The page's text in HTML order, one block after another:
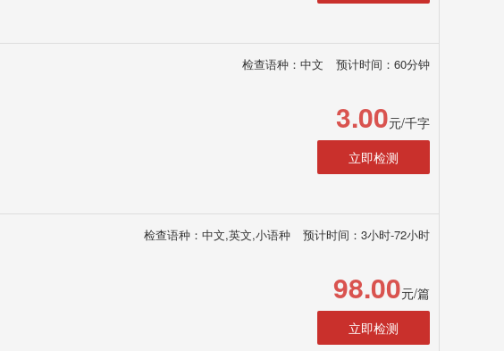
检查语种：中文 预计时间：60分钟
3.00元/千字
立即检测
检查语种：中文,英文,小语种 预计时间：3小时-72小时
98.00元/篇
立即检测